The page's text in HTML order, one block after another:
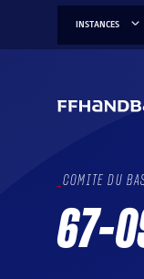
INSTANCES
COMITE DU
67-